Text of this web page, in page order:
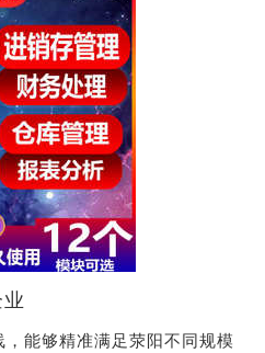
能够精准满足荥阳不同规模